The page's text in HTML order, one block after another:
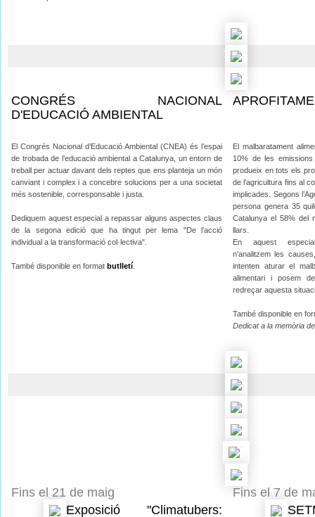
CONGRÉS NACIONAL
D'EDUCACIÓ AMBIENTAL
El Congrés Nacional d’Educació Ambiental (CNEA) és l’espai
de trobada de l’educació ambiental a Catalunya, un entorn de
treball per actuar davant dels reptes que ens planteja un món
canviant i complex i a concebre solucions per a una societat
més sostenible, corresponsable i justa.
Dediquem aquest especial a repassar alguns aspectes claus
de la segona edició que ha tingut per lema "De l’acció
individual a la transformació col·lectiva".
També disponible en format butlletí
El malbaratament
10% de les emissions
produeix en tots els
de l’agricultura fins al
implicades. Segons
persona genera 35
Catalunya el 58% del
llars.
En aquest
n'analitzem les
intenten aturar el
alimentari i posem
redreçar aquesta
També disponible en
Dedicat a la memòria
Fins el 21 de maig
Exposició "Climatubers:
Fins el 7 de